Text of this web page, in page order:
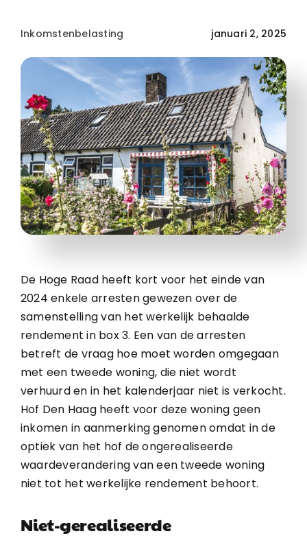
Inkomstenbelasting januari 2, 2025
De Hoge Raad heeft kort voor het einde van
2024 enkele arresten gewezen over de
samenstelling van het werkelijk behaalde
rendement in box 3. Een van de arresten
betreft de vraag hoe moet worden omgegaan
met een tweede woning, die niet wordt
verhuurd en in het kalenderjaar niet is verkocht.
Hof Den Haag heeft voor deze woning geen
inkomen in aanmerking genomen omdat in de
optiek van het hof de ongerealiseerde
waardeverandering van een tweede woning
niet tot het werkelijke rendement behoort.
Niet-gerealiseerde